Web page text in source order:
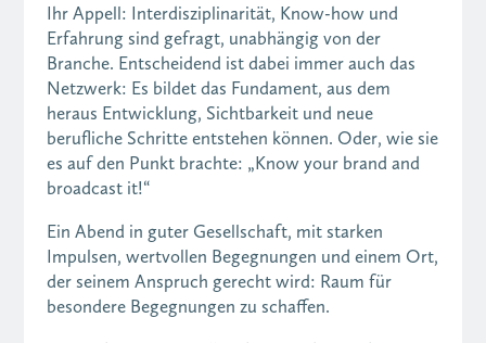
Ihr Appell: Interdisziplinarität, Know-how und
Erfahrung sind gefragt, unabhängig von der
Branche. Entscheidend ist dabei immer auch das
Netzwerk: Es bildet das Fundament, aus dem
heraus Entwicklung, Sichtbarkeit und neue
berufliche Schritte entstehen können. Oder, wie sie
es auf den Punkt brachte: „Know your brand and
broadcast it!“
Ein Abend in guter Gesellschaft, mit starken
Impulsen, wertvollen Begegnungen und einem Ort,
der seinem Anspruch gerecht wird: Raum für
besondere Begegnungen zu schaffen.